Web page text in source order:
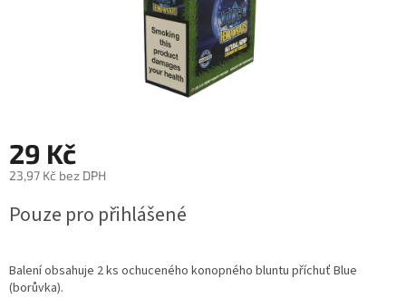
29 Kč
23,97 Kč bez DPH
cena:
Pouze pro přihlášené
Balení obsahuje 2 ks ochuceného konopného bluntu příchuť Blue
(borůvka).